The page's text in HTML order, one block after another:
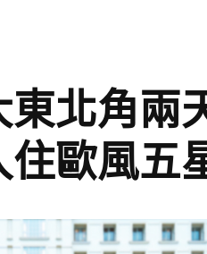
北角兩
歐風五